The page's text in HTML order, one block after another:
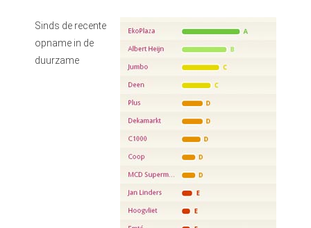
Sinds de recente
opname in de
duurzame